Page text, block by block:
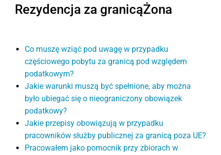
Rezydencja za granicąŻona
Co muszę wziąć pod uwagę w przypadku
częściowego pobytu za granicą pod względem
podatkowym?
Jakie warunki muszą być spełnione, aby można
było ubiegać się o nieograniczony obowiązek
podatkowy?
Jakie przepisy obowiązują w przypadku
pracowników służby publicznej za granicą poza UE?
Pracowałem jako pomocnik przy zbiorach w